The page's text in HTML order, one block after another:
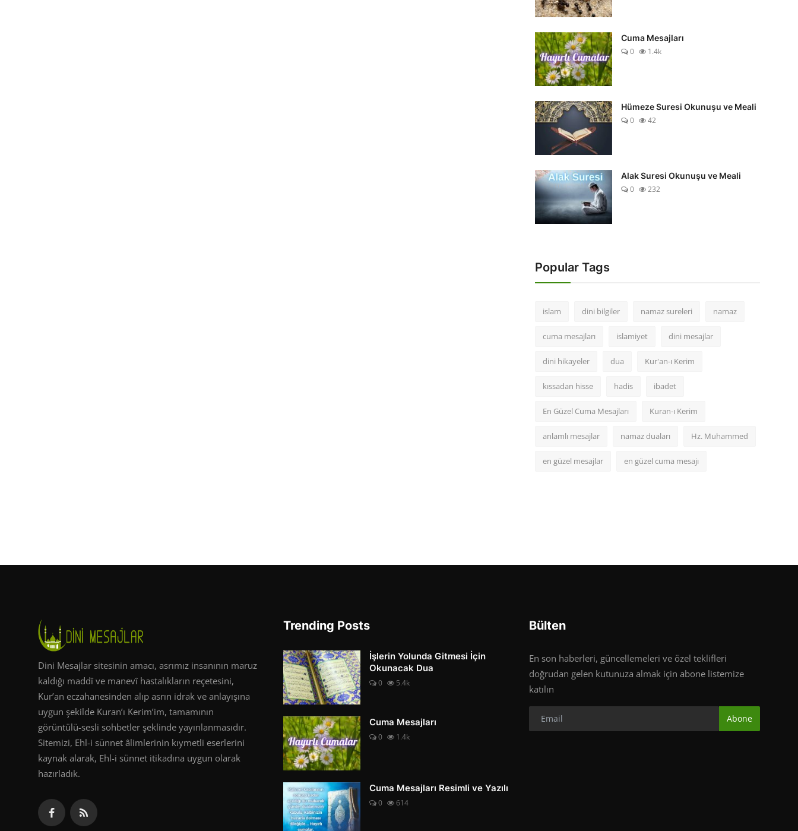
Cuma Mesajları
0
1.4k
Hümeze Suresi Okunuşu ve Meali
0
42
Alak Suresi Okunuşu ve Meali
0
232
Popular Tags
islam dini bilgiler namaz sureleri namaz
cuma mesajları islamiyet dini mesajlar
dini hikayeler dua Kur'an-ı Kerim
kıssadan hisse hadis ibadet
En Güzel Cuma Mesajları Kuran-ı Kerim
anlamlı mesajlar namaz duaları Hz. Muhammed
en güzel mesajlar en güzel cuma mesajı
Dini Mesajlar sitesinin amacı, asrımız insanının maruz
kaldığı maddî ve manevî hastalıkların reçetesini,
Kur’an eczahanesinden alıp asrın idrak ve anlayışına
uygun şekilde Kuran’ı Kerim’im, tamamının
görüntülü-sesli sohbetler şeklinde yayınlanmasıdır.
Sitemizi, Ehl-i sünnet âlimlerinin kıymetli eserlerini
kaynak alarak, Ehl-i sünnet itikadına uygun olarak
hazırladık.
Trending Posts
İşlerin Yolunda Gitmesi İçin
Okunacak Dua
0 5.4k
Cuma Mesajları
0 1.4k
Cuma Mesajları Resimli ve Yazılı
0 614
Bülten
En son haberleri, güncellemeleri ve özel teklifleri
doğrudan gelen kutunuza almak için abone listemize
katılın
Abone